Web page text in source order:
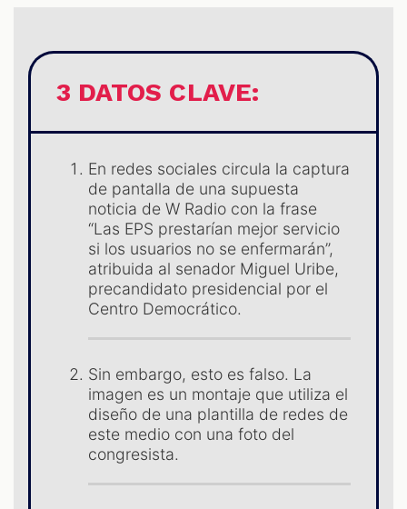
3 DATOS CLAVE:
En redes sociales circula la captura
de pantalla de una supuesta
noticia de W Radio con la frase
“Las EPS prestarían mejor servicio
si los usuarios no se enfermarán”,
atribuida al senador Miguel Uribe,
precandidato presidencial por el
Centro Democrático.
Sin embargo, esto es falso. La
imagen es un montaje que utiliza el
diseño de una plantilla de redes de
este medio con una foto del
congresista.